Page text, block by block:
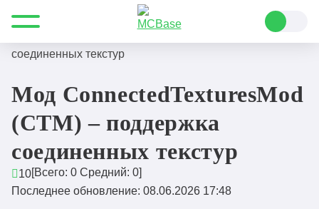
Все для Minecraft Моды Мебель и декор
соединенных текстур
Мод ConnectedTexturesMod
(CTM) – поддержка
соединенных текстур
10[Всего: 0 Средний: 0]
Последнее обновление: 08.06.2026 17:48